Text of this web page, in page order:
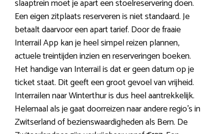
slaaptrein moet je apart een stoelreservering doen.
Een eigen zitplaats reserveren is niet standaard. Je
betaalt daarvoor een apart tarief. Door de fraaie
Interrail App kan je heel simpel reizen plannen,
actuele treintijden inzien en reserveringen boeken.
Het handige van Interrail is dat er geen datum op je
ticket staat. Dit geeft een groot gevoel van vrijheid.
Interrailen naar Winterthur is dus heel aantrekkelijk.
Helemaal als je gaat doorreizen naar andere regio’s in
Zwitserland of bezienswaardigheden als Bern. De